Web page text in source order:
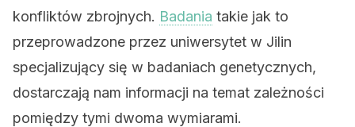
konfliktów zbrojnych. Badania takie jak to
przeprowadzone przez uniwersytet w Jilin
specjalizujący się w badaniach genetycznych,
dostarczają nam informacji na temat zależności
pomiędzy tymi dwoma wymiarami.